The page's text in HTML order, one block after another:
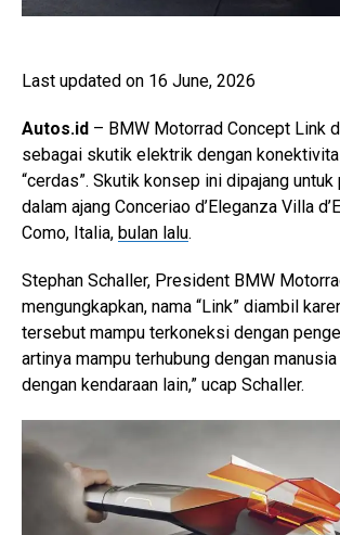
Last updated on 16 June, 2026
Autos.id – BMW Motorrad Concept Link
sebagai skutik elektrik dengan
“cerdas”. Skutik konsep ini dipajang
dalam ajang Conceriao d’Eleganza Villa
Como, Italia, bulan lalu.
Stephan Schaller, President BMW
mengungkapkan, nama “Link” diambil
tersebut mampu terkoneksi dengan
artinya mampu terhubung dengan
dengan kendaraan lain,” ucap Schaller.